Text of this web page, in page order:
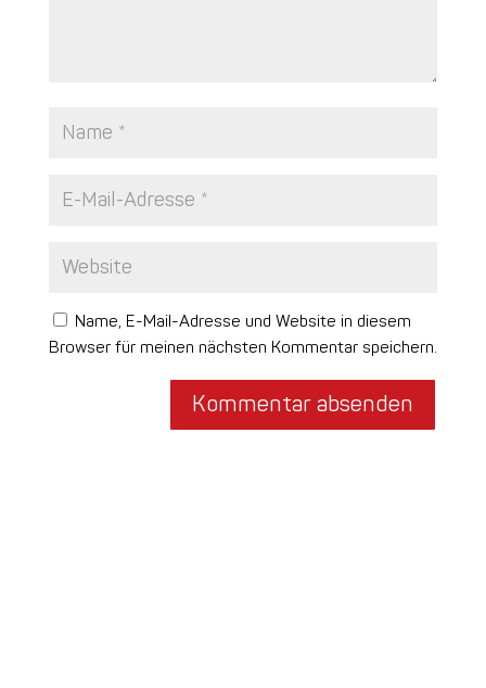
Name, E-Mail-Adresse und Website in diesem
Browser für meinen nächsten Kommentar speichern.